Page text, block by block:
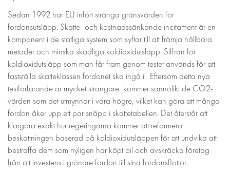
Sedan 1992 har EU infört stränga gränsvärden för
fordonsutsläpp. Skatte- och kostnadssänkande incitament är en
komponent i de statliga system som syftar till att främja hållbara
metoder och minska skadliga koldioxidutsläpp. Siffran för
koldioxidutsläpp som man får fram genom testet används för att
fastställa skatteklassen fordonet ska ingå i. Eftersom detta nya
testförfarande är mycket strängare, kommer sannolikt de CO2-
värden som det utmynnar i vara högre, vilket kan göra att många
fordon åker upp ett par snäpp i skattetabellen. Det återstår att
klargöra exakt hur regeringarna kommer att reformera
beskattningen baserad på koldioxidutsläppen för att undvika att
bestraffa dem som nyligen har köpt bil och avskräcka företag
från att investera i grönare fordon till sina fordonsflottor.